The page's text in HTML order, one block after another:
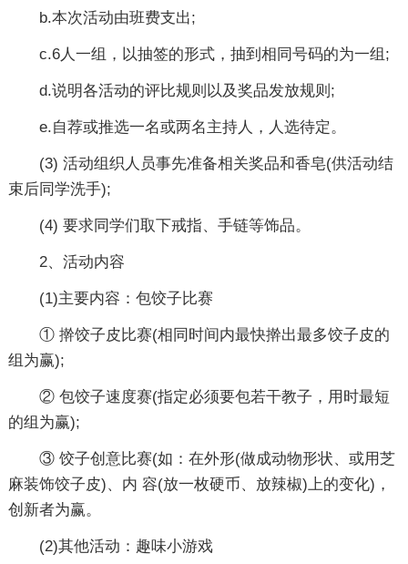
b.本次活动由班费支出;
c.6人一组，以抽签的形式，抽到相同号码的为一组;
d.说明各活动的评比规则以及奖品发放规则;
e.自荐或推选一名或两名主持人，人选待定。
(3) 活动组织人员事先准备相关奖品和香皂(供活动结
束后同学洗手);
(4) 要求同学们取下戒指、手链等饰品。
2、活动内容
(1)主要内容：包饺子比赛
① 擀饺子皮比赛(相同时间内最快擀出最多饺子皮的
组为赢);
② 包饺子速度赛(指定必须要包若干教子，用时最短
的组为赢);
③ 饺子创意比赛(如：在外形(做成动物形状、或用芝
麻装饰饺子皮)、内 容(放一枚硬币、放辣椒)上的变化)，
创新者为赢。
(2)其他活动：趣味小游戏